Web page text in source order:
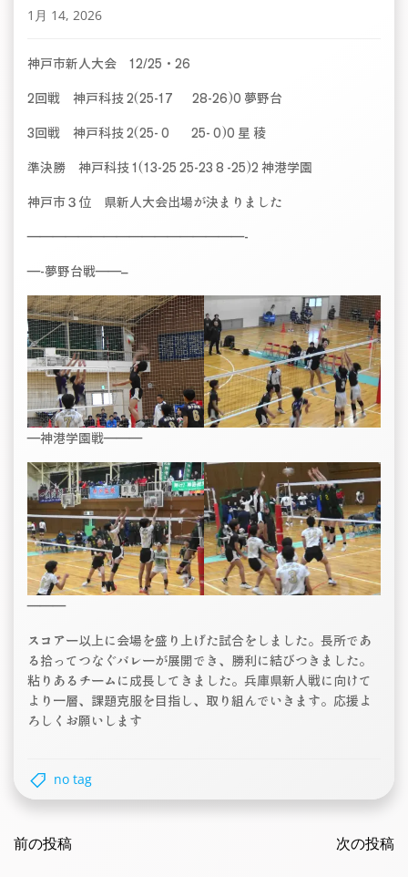
1月 14, 2026
神戸市新人大会 12/25・26
2回戦 神戸科技 2(25-17 28-26)0 夢野台
3回戦 神戸科技 2(25- 0 25- 0)0 星 稜
準決勝 神戸科技 1(13-25 25-23 8 -25)2 神港学園
神戸市３位 県新人大会出場が決まりました
—————————————————-
—-夢野台戦——–
—神港学園戦———
———
スコアー以上に会場を盛り上げた試合をしました。長所であ
る拾ってつなぐバレーが展開でき、勝利に結びつきました。
粘りあるチームに成長してきました。兵庫県新人戦に向けて
より一層、課題克服を目指し、取り組んでいきます。応援よ
ろしくお願いします
no tag
navigation
前の投稿 次の投稿